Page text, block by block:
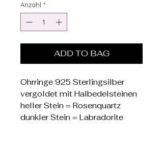
Anzahl *
ADD TO BAG
Ohrringe 925 Sterlingsilber
vergoldet mit Halbedelsteinen
heller Stein = Rosenquartz
dunkler Stein = Labradorite